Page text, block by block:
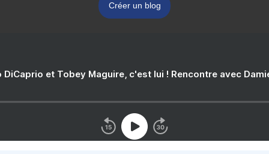
Créer un blog
DiCaprio et Tobey Maguire, c'est lui ! Rencontre avec